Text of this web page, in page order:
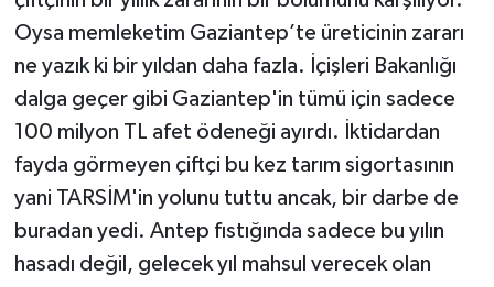
Oysa memleketim Gaziantep’te üreticinin zararı
ne yazık ki bir yıldan daha fazla. İçişleri Bakanlığı
dalga geçer gibi Gaziantep'in tümü için sadece
100 milyon TL afet ödeneği ayırdı. İktidardan
fayda görmeyen çiftçi bu kez tarım sigortasının
yani TARSİM'in yolunu tuttu ancak, bir darbe de
buradan yedi. Antep fıstığında sadece bu yılın
hasadı değil, gelecek yıl mahsul verecek olan